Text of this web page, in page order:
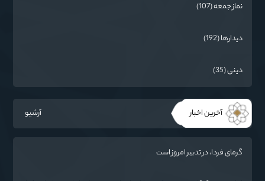
نماز جمعه (107)
دیدارها (192)
دینی (35)
آخرین اخبار آرشیو
گرمای فردا، در تدبیر امروز است